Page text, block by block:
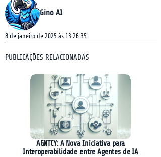
Gino AI
8 de janeiro de 2025 às 13:26:35
PUBLICAÇÕES RELACIONADAS
AGNTCY: A Nova Iniciativa para
Interoperabilidade entre Agentes de IA